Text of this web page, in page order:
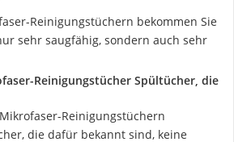
Reinigungstüchern bekommen Sie
sehr saugfähig, sondern auch sehr
Reinigungstücher Spültücher, die
Reinigungstüchern
die dafür bekannt sind, keine